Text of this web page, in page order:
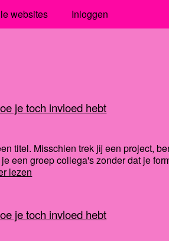
websites Inloggen
je toch invloed hebt
titel. Misschien trek jij een project,
een groep collega's zonder dat je
lezen
je toch invloed hebt